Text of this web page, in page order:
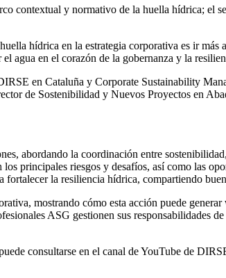
contextual y normativo de la huella hídrica; el
hídrica en la estrategia corporativa es ir
agua en el corazón de la gobernanza y la
en Cataluña y Corporate Sustainability
de Sostenibilidad y Nuevos Proyectos en
abordando la coordinación entre
los principales riesgos y desafíos, así como las
la resiliencia hídrica, compartiendo
mostrando cómo esta acción puede
ASG gestionen sus responsabilidades
consultarse en el canal de YouTube de